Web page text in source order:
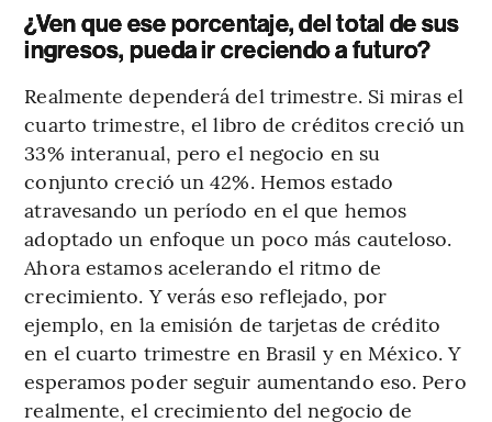
¿Ven que ese porcentaje, del total de sus
ingresos, pueda ir creciendo a futuro?
Realmente dependerá del trimestre. Si miras el
cuarto trimestre, el libro de créditos creció un
33% interanual, pero el negocio en su
conjunto creció un 42%. Hemos estado
atravesando un período en el que hemos
adoptado un enfoque un poco más cauteloso.
Ahora estamos acelerando el ritmo de
crecimiento. Y verás eso reflejado, por
ejemplo, en la emisión de tarjetas de crédito
en el cuarto trimestre en Brasil y en México. Y
esperamos poder seguir aumentando eso. Pero
realmente, el crecimiento del negocio de